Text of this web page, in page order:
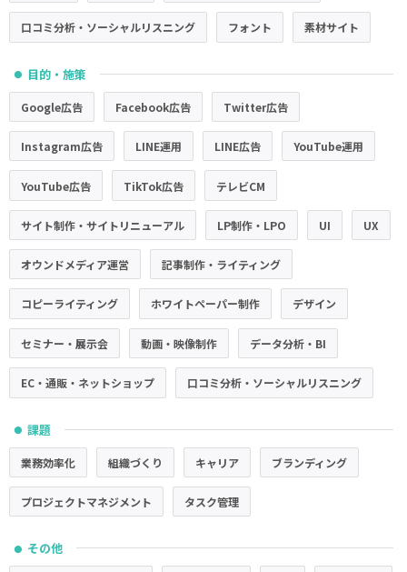
口コミ分析・ソーシャルリスニング フォント 素材サイト
● 目的・施策
Google広告 Facebook広告 Twitter広告
Instagram広告 LINE運用 LINE広告 YouTube運用
YouTube広告 TikTok広告 テレビCM
サイト制作・サイトリニューアル LP制作・LPO UI UX
オウンドメディア運営 記事制作・ライティング
コピーライティング ホワイトペーパー制作 デザイン
セミナー・展示会 動画・映像制作 データ分析・BI
EC・通販・ネットショップ 口コミ分析・ソーシャルリスニング
● 課題
業務効率化 組織づくり キャリア ブランディング
プロジェクトマネジメント タスク管理
● その他